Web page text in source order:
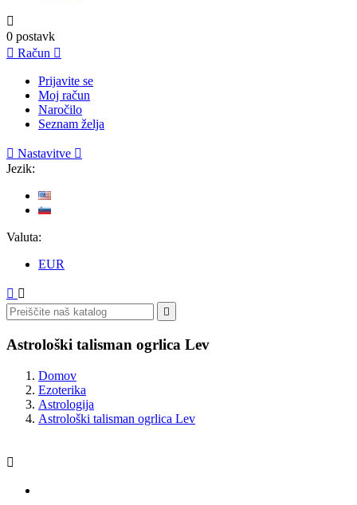

0 postavk
 Račun 
Prijavite se
Moj račun
Naročilo
Seznam želja
 Nastavitve 
Jezik:
Valuta:
EUR
 

Astrološki talisman ogrlica Lev
Domov
Ezoterika
Astrologija
Astrološki talisman ogrlica Lev
